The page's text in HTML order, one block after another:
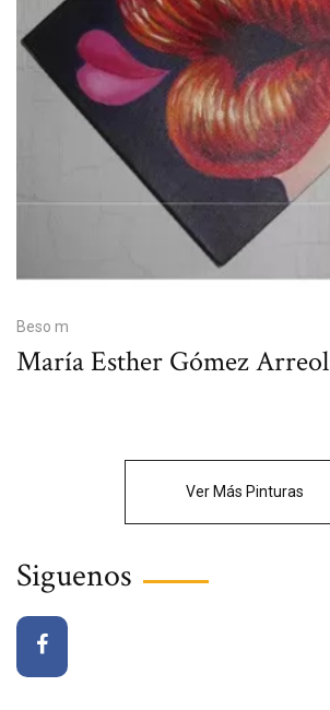
Beso m
María Esther Gómez
Ver Más Pinturas
Siguenos